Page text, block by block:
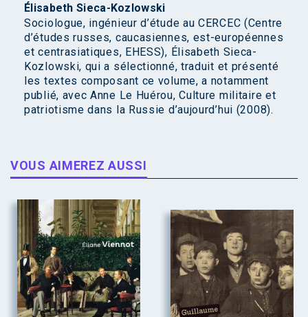
Élisabeth Sieca-Kozlowski
Sociologue, ingénieur d’étude au CERCEC (Centre
d’études russes, caucasiennes, est-européennes
et centrasiatiques, EHESS), Élisabeth Sieca-
Kozlowski, qui a sélectionné, traduit et présenté
les textes composant ce volume, a notamment
publié, avec Anne Le Huérou, Culture militaire et
patriotisme dans la Russie d’aujourd’hui (2008).
VOUS AIMEREZ AUSSI